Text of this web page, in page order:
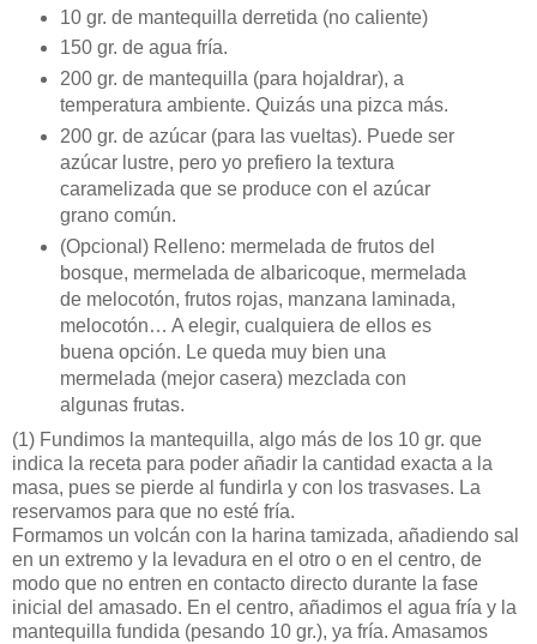
10 gr. de mantequilla derretida (no caliente)
150 gr. de agua fría.
200 gr. de mantequilla (para hojaldrar), a
temperatura ambiente. Quizás una pizca más.
200 gr. de azúcar (para las vueltas). Puede ser
azúcar lustre, pero yo prefiero la textura
caramelizada que se produce con el azúcar
grano común.
(Opcional) Relleno: mermelada de frutos del
bosque, mermelada de albaricoque, mermelada
de melocotón, frutos rojas, manzana laminada,
melocotón… A elegir, cualquiera de ellos es
buena opción. Le queda muy bien una
mermelada (mejor casera) mezclada con
algunas frutas.
(1) Fundimos la mantequilla, algo más de los 10 gr. que
indica la receta para poder añadir la cantidad exacta a la
masa, pues se pierde al fundirla y con los trasvases. La
reservamos para que no esté fría.
Formamos un volcán con la harina tamizada, añadiendo sal
en un extremo y la levadura en el otro o en el centro, de
modo que no entren en contacto directo durante la fase
inicial del amasado. En el centro, añadimos el agua fría y la
mantequilla fundida (pesando 10 gr.), ya fría. Amasamos